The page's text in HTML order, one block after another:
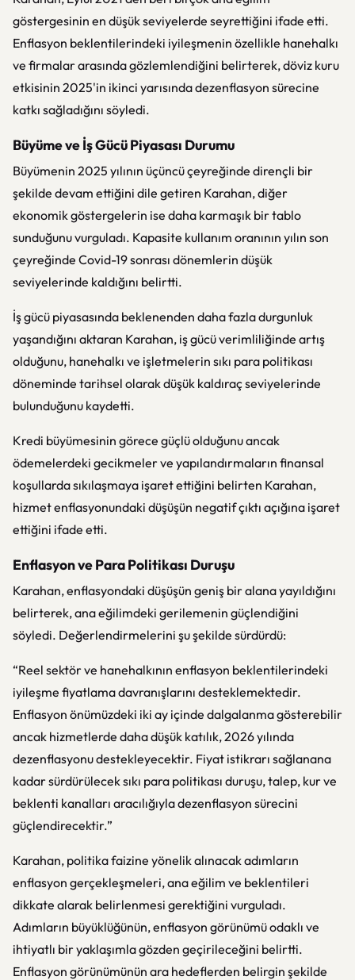
göstergesinin en düşük seviyelerde seyrettiğini ifade etti.
Enflasyon beklentilerindeki iyileşmenin özellikle hanehalkı
ve firmalar arasında gözlemlendiğini belirterek, döviz kuru
etkisinin 2025'in ikinci yarısında dezenflasyon sürecine
katkı sağladığını söyledi.
Büyüme ve İş Gücü Piyasası Durumu
Büyümenin 2025 yılının üçüncü çeyreğinde dirençli bir
şekilde devam ettiğini dile getiren Karahan, diğer
ekonomik göstergelerin ise daha karmaşık bir tablo
sunduğunu vurguladı. Kapasite kullanım oranının yılın son
çeyreğinde Covid-19 sonrası dönemlerin düşük
seviyelerinde kaldığını belirtti.
İş gücü piyasasında beklenenden daha fazla durgunluk
yaşandığını aktaran Karahan, iş gücü verimliliğinde artış
olduğunu, hanehalkı ve işletmelerin sıkı para politikası
döneminde tarihsel olarak düşük kaldıraç seviyelerinde
bulunduğunu kaydetti.
Kredi büyümesinin görece güçlü olduğunu ancak
ödemelerdeki gecikmeler ve yapılandırmaların finansal
koşullarda sıkılaşmaya işaret ettiğini belirten Karahan,
hizmet enflasyonundaki düşüşün negatif çıktı açığına işaret
ettiğini ifade etti.
Enflasyon ve Para Politikası Duruşu
Karahan, enflasyondaki düşüşün geniş bir alana yayıldığını
belirterek, ana eğilimdeki gerilemenin güçlendiğini
söyledi. Değerlendirmelerini şu şekilde sürdürdü:
“Reel sektör ve hanehalkının enflasyon beklentilerindeki
iyileşme fiyatlama davranışlarını desteklemektedir.
Enflasyon önümüzdeki iki ay içinde dalgalanma gösterebilir
ancak hizmetlerde daha düşük katılık, 2026 yılında
dezenflasyonu destekleyecektir. Fiyat istikrarı sağlanana
kadar sürdürülecek sıkı para politikası duruşu, talep, kur ve
beklenti kanalları aracılığıyla dezenflasyon sürecini
güçlendirecektir.”
Karahan, politika faizine yönelik alınacak adımların
enflasyon gerçekleşmeleri, ana eğilim ve beklentileri
dikkate alarak belirlenmesi gerektiğini vurguladı.
Adımların büyüklüğünün, enflasyon görünümü odaklı ve
ihtiyatlı bir yaklaşımla gözden geçirileceğini belirtti.
Enflasyon görünümünün ara hedeflerden belirgin şekilde